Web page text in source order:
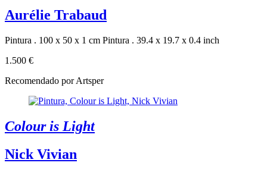
Aurélie Trabaud
Pintura . 100 x 50 x 1 cm Pintura . 39.4 x 19.7 x 0.4 inch
1.500 €
Recomendado por Artsper
Colour is Light
Nick Vivian